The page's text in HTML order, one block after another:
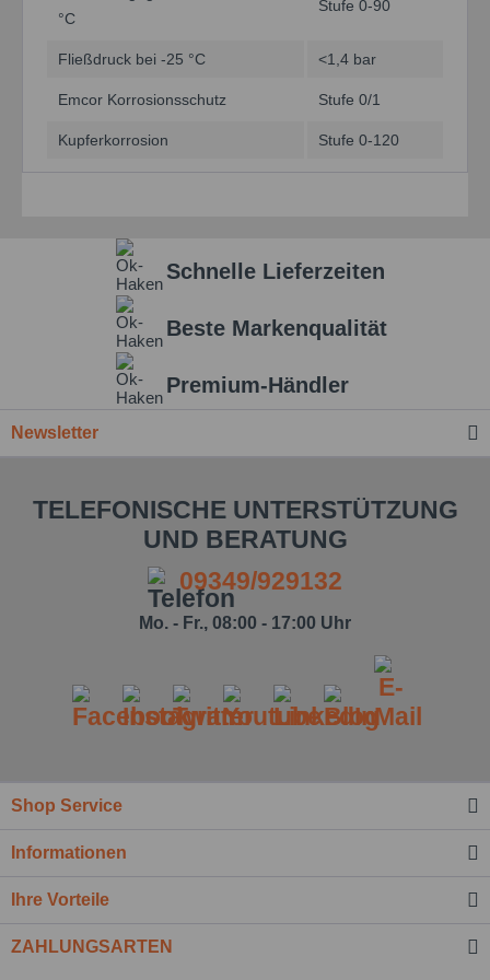
°C
Stufe 0-90
Fließdruck bei -25 °C <1,4 bar
Emcor Korrosionsschutz Stufe 0/1
Kupferkorrosion Stufe 0-120
Schnelle Lieferzeiten
Beste Markenqualität
Premium-Händler
Newsletter
TELEFONISCHE UNTERSTÜTZUNG
UND BERATUNG
09349/929132
Mo. - Fr., 08:00 - 17:00 Uhr
Shop Service
Informationen
Ihre Vorteile
ZAHLUNGSARTEN